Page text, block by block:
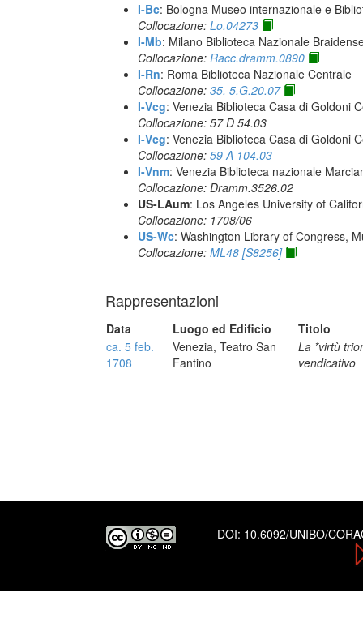
I-Bc: Bologna Museo internazionale e
Collocazione: Lo.04273
I-Mb: Milano Biblioteca Nazionale
Collocazione: Racc.dramm.0890
I-Rn: Roma Biblioteca Nazionale Centrale
Collocazione: 35. 5.G.20.07
I-Vcg: Venezia Biblioteca Casa di Goldoni
Collocazione: 57 D 54.03
I-Vcg: Venezia Biblioteca Casa di Goldoni
Collocazione: 59 A 104.03
I-Vnm: Venezia Biblioteca nazionale
Collocazione: Dramm.3526.02
US-LAum: Los Angeles University of
Collocazione: 1708/06
US-Wc: Washington Library of Congress,
Collocazione: ML48 [S8256]
Rappresentazioni
Data Luogo ed Edificio
Titolo
ca. 5 feb.
1708
Venezia, Teatro San
Fantino
La *virtù
vendicativo
DOI: 10.6092/UNIBO/